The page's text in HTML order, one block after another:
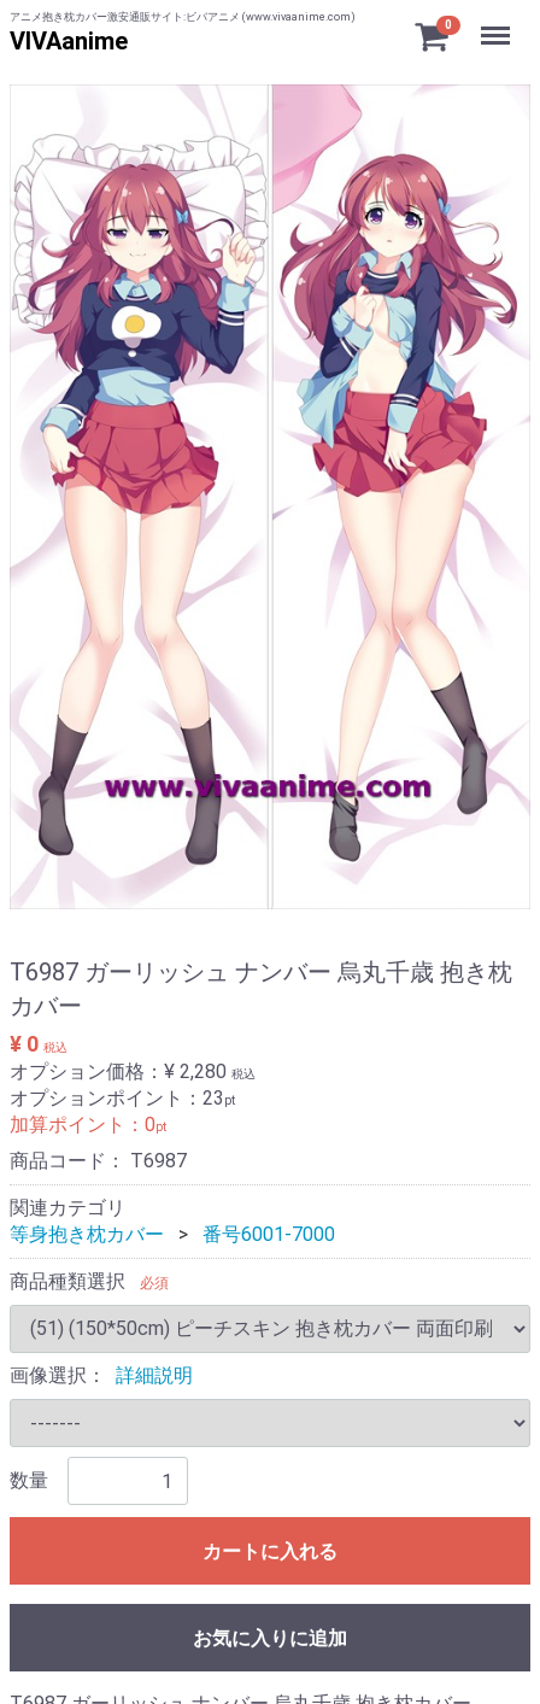
アニメ抱き枕カバー激安通販サイト:ビバアニメ (www.vivaanime.com)
VIVAanime
0 Menu
T6987 ガーリッシュ ナンバー 烏丸千歳 抱き枕
カバー
¥ 0 税込
オプション価格：¥ 2,280 税込
オプションポイント： 23 pt
加算ポイント： 0pt
商品コード： T6987
関連カテゴリ
等身抱き枕カバー
番号6001-7000
商品種類選択 必須
画像選択： 詳細説明
数量
カートに入れる
お気に入りに追加